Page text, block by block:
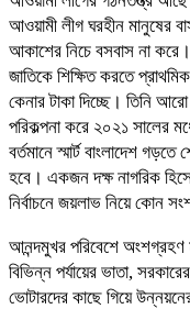
আওয়ামী লীগ ঘরহীন মানুষের
আকাশের নিচে বসবাস না করে।
জাতিকে শিক্ষিত করতে
কেনার টাকা দিচ্ছে। তিনি
পরিকল্পনা করে ২০২১ সালের
বর্তমানে স্মার্ট বাংলাদেশ
হবে। একজন দক্ষ নাগরিক
নির্বাচনে জয়লাভ নিয়ে কোন
আনন্দমুখর পরিবেশে
বিভিন্ন পর্যায়ের ভাতা,
ভোটারদের কাছে গিয়ে